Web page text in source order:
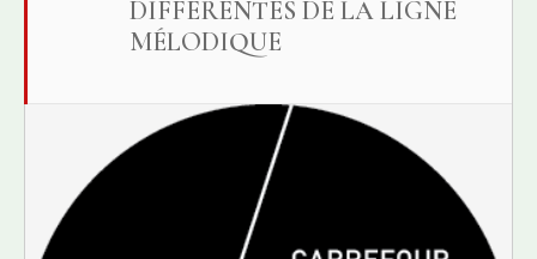
DIFFÉRENTES DE LA LIGNE
MÉLODIQUE